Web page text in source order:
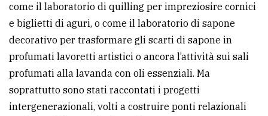
come il laboratorio di quilling per impreziosire cornici
e biglietti di aguri, o come il laboratorio di sapone
decorativo per trasformare gli scarti di sapone in
profumati lavoretti artistici o ancora l’attività sui sali
profumati alla lavanda con oli essenziali. Ma
soprattutto sono stati raccontati i progetti
intergenerazionali, volti a costruire ponti relazionali